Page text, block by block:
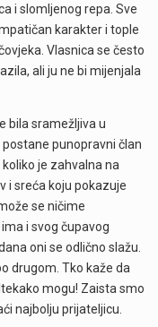
i slomljenog repa. Sve
karakter i tople
Vlasnica se često
ali ju ne bi mijenjala
bila sramežljiva u
punopravni član
je zahvalna na
i sreća koju pokazuje
se ničime
i svog čupavog
oni se odlično slažu.
drugom. Tko kaže da
mogu! Zaista smo
najbolju prijateljicu.